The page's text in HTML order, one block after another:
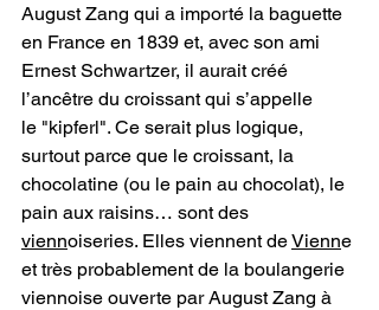
August Zang qui a importé la baguette
en France en 1839 et, avec son ami
Ernest Schwartzer, il aurait créé
l’ancêtre du croissant qui s’appelle
le "kipferl". Ce serait plus logique,
surtout parce que le croissant, la
chocolatine (ou le pain au chocolat), le
pain aux raisins… sont des
viennoiseries. Elles viennent de Vienne
et très probablement de la boulangerie
viennoise ouverte par August Zang à